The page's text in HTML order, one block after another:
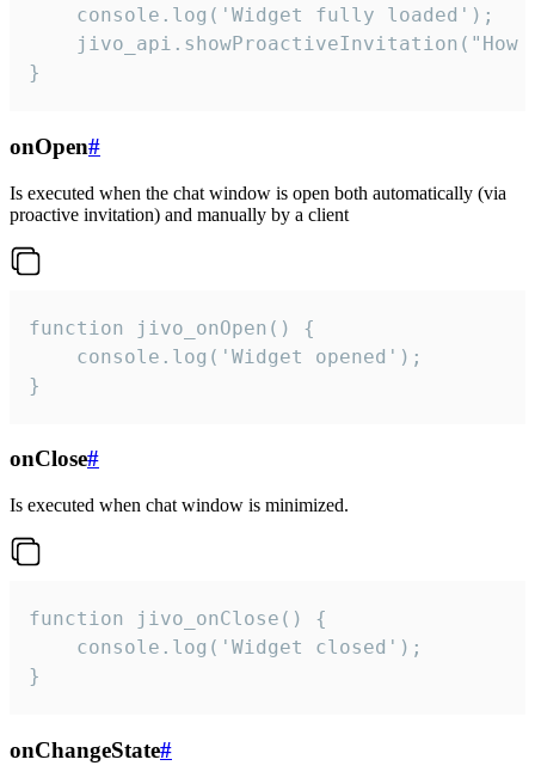
    console.log('Widget fully loaded');
jivo_api.showProactiveInvitation("How
}
onOpen#
Is executed when the chat window is open both automatically (via
proactive invitation) and manually by a client
function jivo_onOpen() {
    console.log('Widget opened');
}
onClose#
Is executed when chat window is minimized.
function jivo_onClose() {
    console.log('Widget closed');
}
onChangeState#